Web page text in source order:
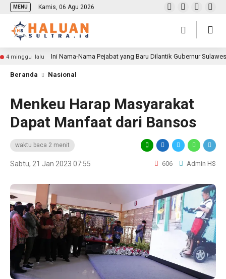
MENU Kamis, 06 Agu 2026
4 minggu lalu Ini Nama-Nama Pejabat yang Baru Dilantik Gubernur
Beranda Nasional
Menkeu Harap Masyarakat
Dapat Manfaat dari Bansos
waktu baca 2 menit
Sabtu, 21 Jan 2023 07:55 606 Admin HS